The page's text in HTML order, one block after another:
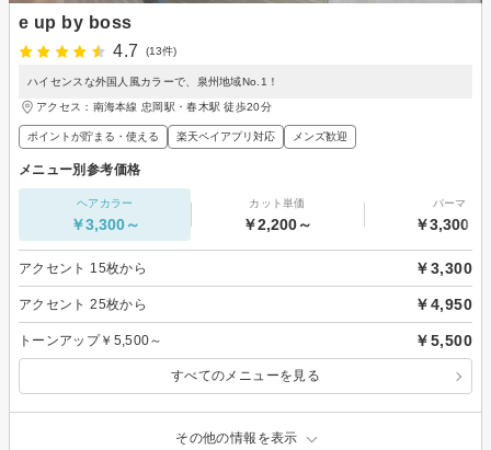
e up by boss
4.7
(13件)
ハイセンスな外国人風カラーで、泉州地域No.1！
アクセス：南海本線 忠岡駅・春木駅 徒歩20分
ポイントが貯まる・使える 楽天ペイアプリ対応 メンズ歓迎
メニュー別参考価格
ヘアカラー
￥3,300～
カット単価
￥2,200～
パーマ
￥3,300～
アクセント 15枚から ￥3,300
アクセント 25枚から ￥4,950
トーンアップ￥5,500～ ￥5,500
すべてのメニューを見る
その他の情報を表示